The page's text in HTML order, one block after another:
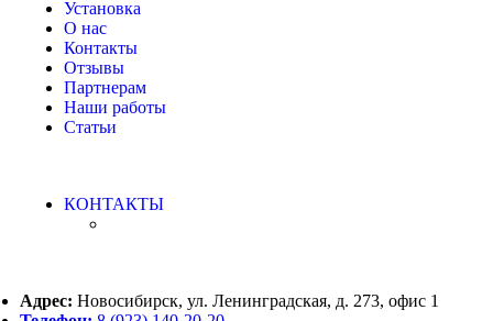
Установка
О нас
Контакты
Отзывы
Партнерам
Наши работы
Статьи
КОНТАКТЫ
Адрес: Новосибирск, ул. Ленинградская, д. 273, офис 1